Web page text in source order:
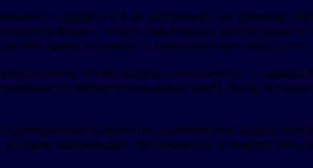
с одной и той же проблемой: они проходят
Bondex. «Blockchain4Youth и Bondex решают
заявки напрямую в компании через
чтобы понять, с чего начать», —
возможных карьерных путей. Когда
развитию долгосрочной
сопровождает пользователей от знакомства